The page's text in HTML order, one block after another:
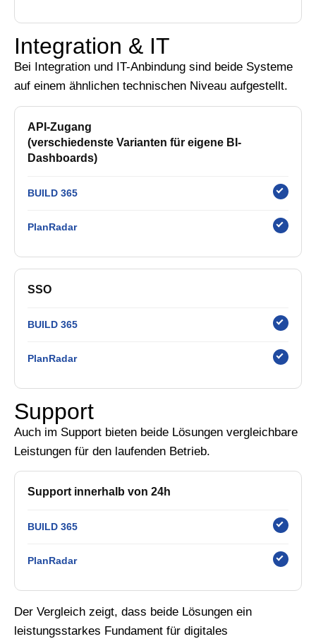
Integration & IT
Bei Integration und IT-Anbindung sind beide Systeme
auf einem ähnlichen technischen Niveau aufgestellt.
API-Zugang
(verschiedenste Varianten für eigene BI-
Dashboards)
BUILD 365
PlanRadar
SSO
BUILD 365
PlanRadar
Support
Auch im Support bieten beide Lösungen vergleichbare
Leistungen für den laufenden Betrieb.
Support innerhalb von 24h
BUILD 365
PlanRadar
Der Vergleich zeigt, dass beide Lösungen ein
leistungsstarkes Fundament für digitales